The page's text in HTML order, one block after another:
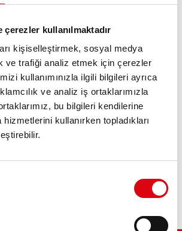
kullanılmaktadır
kişiselleştirmek, sosyal medya
ve trafiği analiz etmek için çerezler
kullanımınızla ilgili bilgileri ayrıca
ve analiz iş ortaklarımızla
bu bilgileri kendilerine
hizmetlerini kullanırken topladıkları
levhası. Orijinal ekipman
>
>